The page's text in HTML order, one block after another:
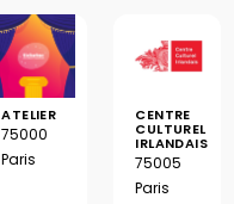
ATELIER
75000
Paris
CENTRE
CULTUREL
IRLANDAIS
75005
Paris